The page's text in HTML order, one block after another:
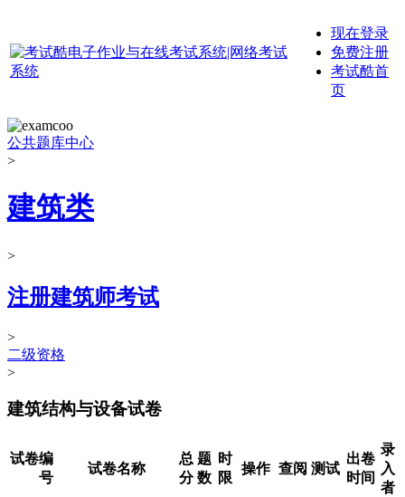
现在登录
免费注册
考试酷首
页
公共题库中心
>
建筑类
>
注册建筑师考试
>
二级资格
>
建筑结构与设备试卷
试卷编
号
试卷名称
总
分
题
数
时
限
操作 查阅 测试
出卷
时间
录
入
者